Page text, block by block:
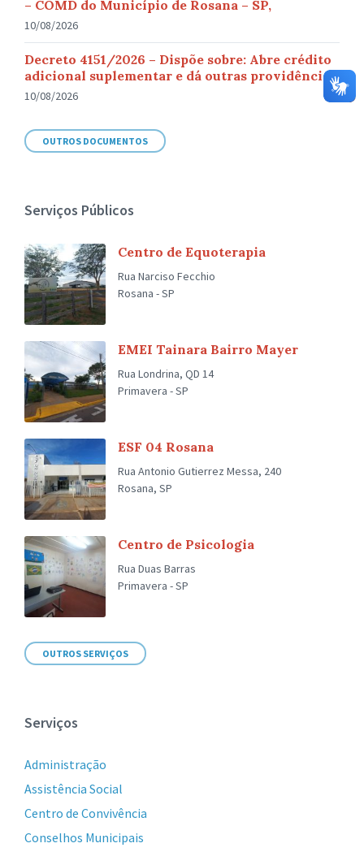
– COMD do Município de Rosana – SP,
10/08/2026
Decreto 4151/2026 – Dispõe sobre: Abre crédito
adicional suplementar e dá outras providências.
10/08/2026
OUTROS DOCUMENTOS
Serviços Públicos
Centro de Equoterapia
Rua Narciso Fecchio
Rosana - SP
EMEI Tainara Bairro Mayer
Rua Londrina, QD 14
Primavera - SP
ESF 04 Rosana
Rua Antonio Gutierrez Messa, 240
Rosana, SP
Centro de Psicologia
Rua Duas Barras
Primavera - SP
OUTROS SERVIÇOS
Serviços
Administração
Assistência Social
Centro de Convivência
Conselhos Municipais